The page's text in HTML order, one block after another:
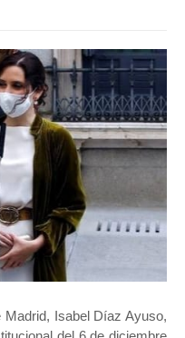
Madrid, Isabel Díaz Ayuso,